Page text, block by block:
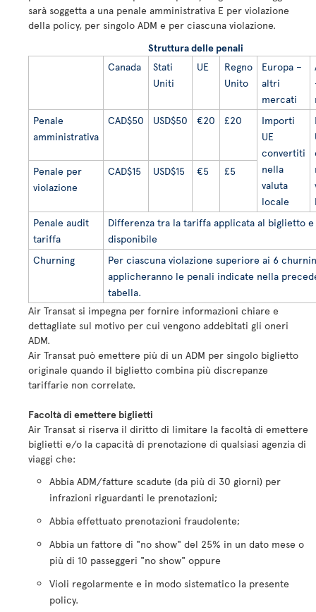
sarà soggetta a una penale amministrativa E per violazione
della policy, per singolo ADM e per ciascuna violazione.
Struttura delle penali
Canada
Stati
Uniti
UE
Regno
Unito
Europa –
altri
mercati
Penale
amministrativa
CAD$50 USD$50 €20 £20
Importi
UE
convertiti
nella
valuta
locale
Penale per
violazione
CAD$15 USD$15 €5 £5
Penale audit
tariffa
Differenza tra la tariffa applicata al biglietto
disponibile
Churning
Per ciascuna violazione superiore ai 6
applicheranno le penali indicate nella
tabella.
Air Transat si impegna per fornire informazioni chiare e
dettagliate sul motivo per cui vengono addebitati gli oneri
ADM.
Air Transat può emettere più di un ADM per singolo biglietto
originale quando il biglietto combina più discrepanze
tariffarie non correlate.
Facoltà di emettere biglietti
Air Transat si riserva il diritto di limitare la facoltà di emettere
biglietti e/o la capacità di prenotazione di qualsiasi agenzia di
viaggi che:
Abbia ADM/fatture scadute (da più di 30 giorni) per
infrazioni riguardanti le prenotazioni;
Abbia effettuato prenotazioni fraudolente;
Abbia un fattore di "no show" del 25% in un dato mese o
più di 10 passeggeri "no show" oppure
Violi regolarmente e in modo sistematico la presente
policy.